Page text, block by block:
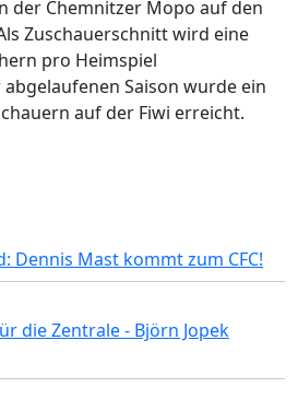
der Chemnitzer Mopo auf den
Zuschauerschnitt wird eine
pro Heimspiel
Saison wurde ein
auf der Fiwi erreicht.
Dennis Mast kommt zum CFC!
die Zentrale - Björn Jopek